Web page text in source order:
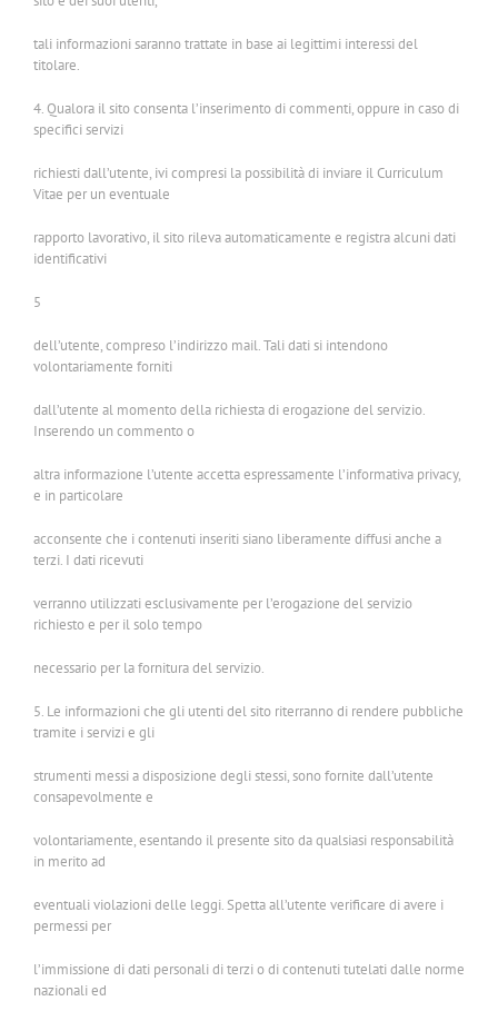
tali informazioni saranno trattate in base ai legittimi interessi del
titolare.
4. Qualora il sito consenta l’inserimento di commenti, oppure in caso di
specifici servizi
richiesti dall’utente, ivi compresi la possibilità di inviare il Curriculum
Vitae per un eventuale
rapporto lavorativo, il sito rileva automaticamente e registra alcuni dati
identificativi
5
dell’utente, compreso l’indirizzo mail. Tali dati si intendono
volontariamente forniti
dall’utente al momento della richiesta di erogazione del servizio.
Inserendo un commento o
altra informazione l’utente accetta espressamente l’informativa privacy,
e in particolare
acconsente che i contenuti inseriti siano liberamente diffusi anche a
terzi. I dati ricevuti
verranno utilizzati esclusivamente per l’erogazione del servizio
richiesto e per il solo tempo
necessario per la fornitura del servizio.
5. Le informazioni che gli utenti del sito riterranno di rendere pubbliche
tramite i servizi e gli
strumenti messi a disposizione degli stessi, sono fornite dall’utente
consapevolmente e
volontariamente, esentando il presente sito da qualsiasi responsabilità
in merito ad
eventuali violazioni delle leggi. Spetta all’utente verificare di avere i
permessi per
l’immissione di dati personali di terzi o di contenuti tutelati dalle norme
nazionali ed